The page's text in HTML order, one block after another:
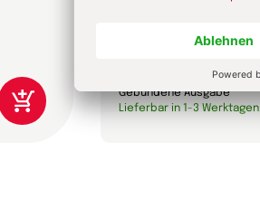
Gebundene Ausgabe
Lieferbar in 1-3 Werktagen